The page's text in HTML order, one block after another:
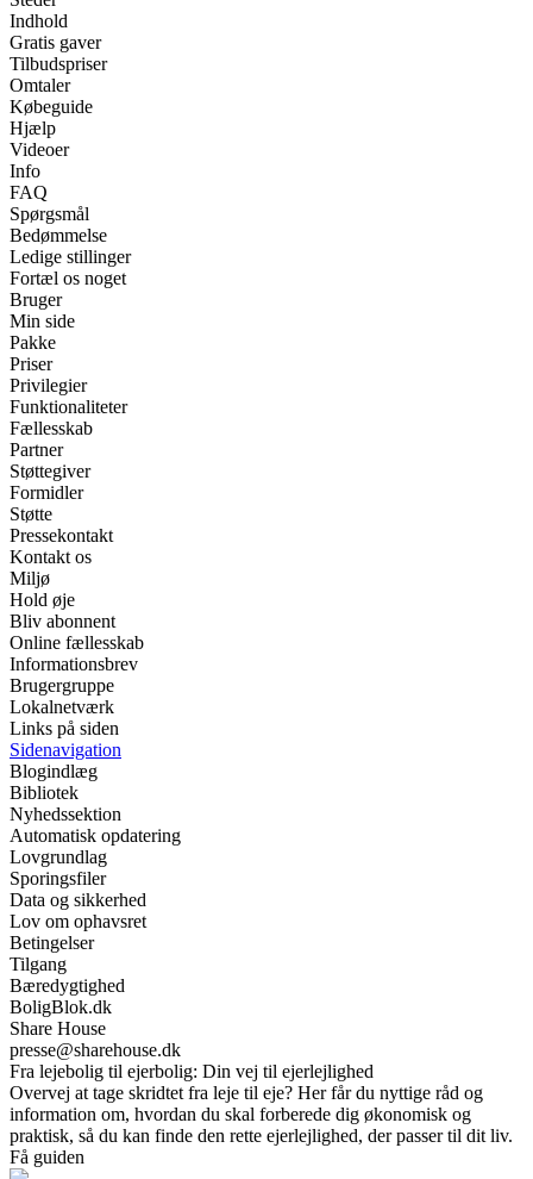
Indhold
Gratis gaver
Tilbudspriser
Omtaler
Købeguide
Hjælp
Videoer
Info
FAQ
Spørgsmål
Bedømmelse
Ledige stillinger
Fortæl os noget
Bruger
Min side
Pakke
Priser
Privilegier
Funktionaliteter
Fællesskab
Partner
Støttegiver
Formidler
Støtte
Pressekontakt
Kontakt os
Miljø
Hold øje
Bliv abonnent
Online fællesskab
Informationsbrev
Brugergruppe
Lokalnetværk
Links på siden
Sidenavigation
Blogindlæg
Bibliotek
Nyhedssektion
Automatisk opdatering
Lovgrundlag
Sporingsfiler
Data og sikkerhed
Lov om ophavsret
Betingelser
Tilgang
Bæredygtighed
BoligBlok.dk
Share House
presse@sharehouse.dk
Fra lejebolig til ejerbolig: Din vej til ejerlejlighed
Overvej at tage skridtet fra leje til eje? Her får du nyttige råd og
information om, hvordan du skal forberede dig økonomisk og
praktisk, så du kan finde den rette ejerlejlighed, der passer til dit liv.
Få guiden